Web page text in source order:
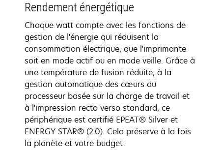
Rendement énergétique
Chaque watt compte avec les fonctions de
gestion de l'énergie qui réduisent la
consommation électrique, que l'imprimante
soit en mode actif ou en mode veille. Grâce à
une température de fusion réduite, à la
gestion automatique des cœurs du
processeur basée sur la charge de travail et
à l'impression recto verso standard, ce
périphérique est certifié EPEAT® Silver et
ENERGY STAR® (2.0). Cela préserve à la fois
la planète et votre budget.